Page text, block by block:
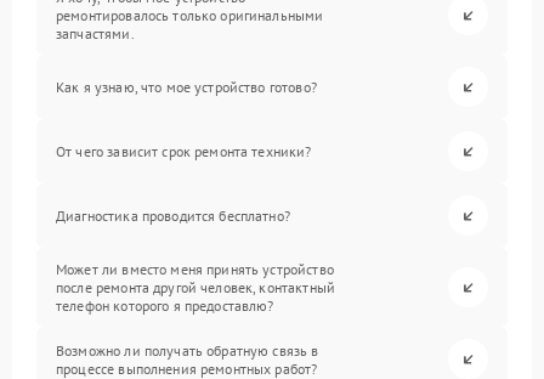
ремонтировалось только оригинальными
запчастями.
Как я узнаю, что мое устройство готово?
От чего зависит срок ремонта техники?
Диагностика проводится бесплатно?
Может ли вместо меня принять устройство
после ремонта другой человек, контактный
телефон которого я предоставлю?
Возможно ли получать обратную связь в
процессе выполнения ремонтных работ?